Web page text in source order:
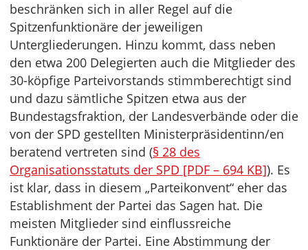
beschränken sich in aller Regel auf die
Spitzenfunktionäre der jeweiligen
Untergliederungen. Hinzu kommt, dass neben
den etwa 200 Delegierten auch die Mitglieder des
30-köpfige Parteivorstands stimmberechtigt sind
und dazu sämtliche Spitzen etwa aus der
Bundestagsfraktion, der Landesverbände oder die
von der SPD gestellten Ministerpräsidentinn/en
beratend vertreten sind (§ 28 des
Organisationsstatuts der SPD [PDF – 694 KB]). Es
ist klar, dass in diesem „Parteikonvent“ eher das
Establishment der Partei das Sagen hat. Die
meisten Mitglieder sind einflussreiche
Funktionäre der Partei. Eine Abstimmung der